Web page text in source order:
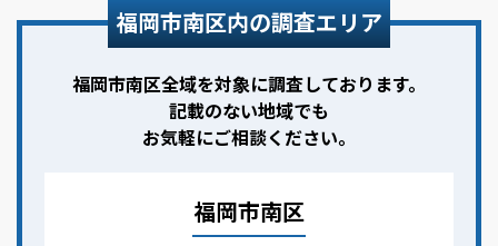
福岡市南区内の調査エリア
福岡市南区全域を対象に調査しております。
記載のない地域でも
お気軽にご相談ください。
福岡市南区